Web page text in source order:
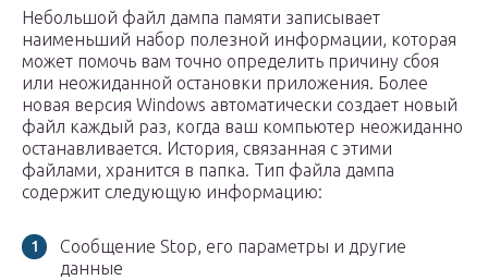
Небольшой файл дампа памяти записывает
наименьший набор полезной информации, которая
может помочь вам точно определить причину сбоя
или неожиданной остановки приложения. Более
новая версия Windows автоматически создает новый
файл каждый раз, когда ваш компьютер неожиданно
останавливается. История, связанная с этими
файлами, хранится в папка. Тип файла дампа
содержит следующую информацию:
Сообщение Stop, его параметры и другие
данные